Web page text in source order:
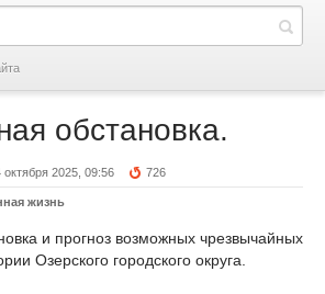
обстановка.
октября 2025, 09:56 726
жизнь
и прогноз возможных чрезвычайных
Озерского городского округа.